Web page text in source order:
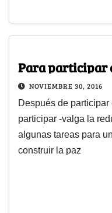
Para participar
NOVIEMBRE 30, 2016
Después de
participar -valga la
algunas tareas para
construir la paz